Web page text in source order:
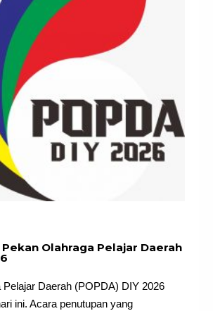
Olahraga Pelajar Daerah
Pelajar Daerah (POPDA) DIY 2026
ini. Acara penutupan yang